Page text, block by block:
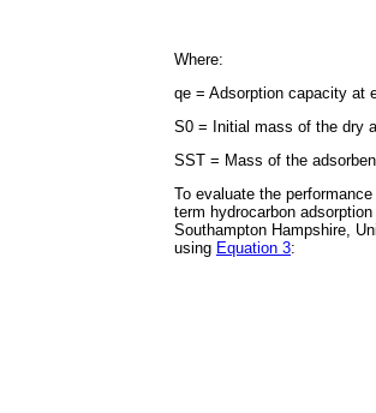
Where:
qe = Adsorption capacity at
S0 = Initial mass of the dry
SST = Mass of the
To evaluate the
term hydrocarbon
Southampton Hampshire,
using Equation 3: